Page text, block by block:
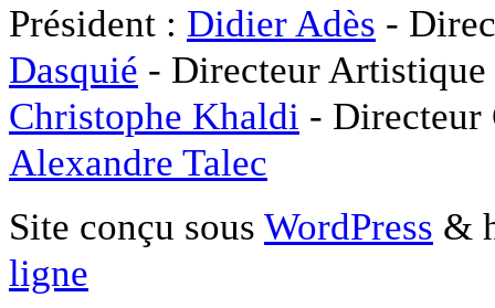
Président : Didier Adès -
Dasquié - Directeur
Christophe Khaldi -
Alexandre Talec
Site conçu sous WordPress &
ligne